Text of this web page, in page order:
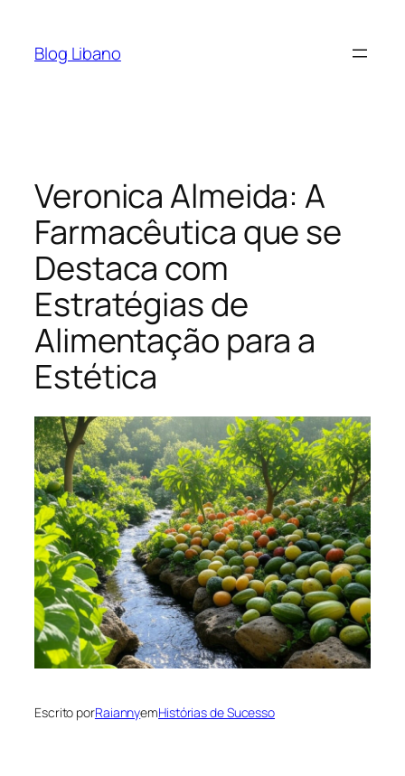
Blog Libano
Veronica Almeida: A
Farmacêutica que se
Destaca com
Estratégias de
Alimentação para a
Estética
Escrito porRaiannyemHistórias de Sucesso